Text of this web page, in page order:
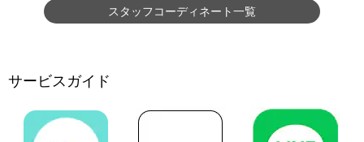
スタッフコーディネート一覧
サービスガイド